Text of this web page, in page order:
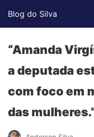
Blog do Silva
“Amanda
a deputada
com foco em
das